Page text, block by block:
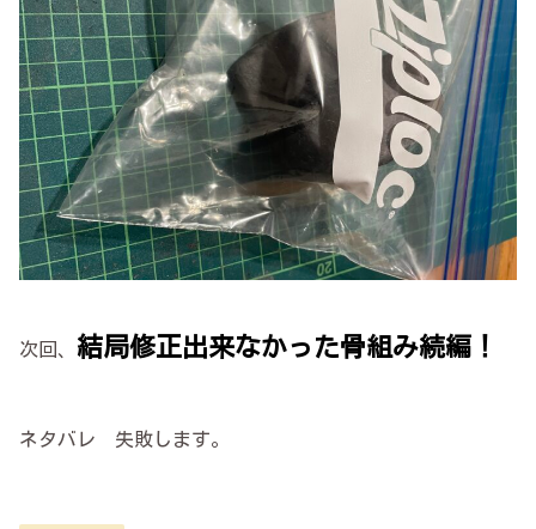
次回、 結局修正出来なかった骨組み続編！
ネタバレ 失敗します。